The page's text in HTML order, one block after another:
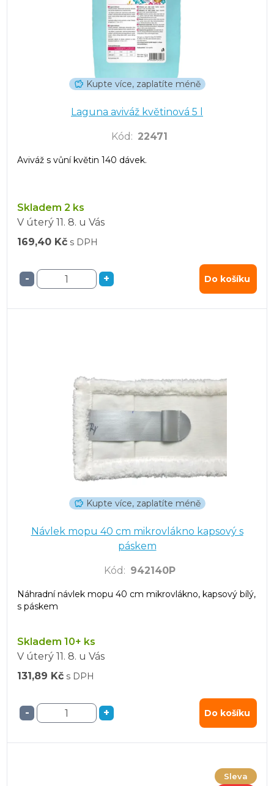
Kupte více, zaplatíte méně
Laguna aviváž květinová 5 l
Kód : 22471
Aviváž s vůní květin 140 dávek.
Skladem 2 ks
V úterý 11. 8. u Vás
169,40 Kč s DPH
- + Do košíku
Kupte více, zaplatíte méně
Návlek mopu 40 cm mikrovlákno kapsový s
páskem
Kód : 942140P
Náhradní návlek mopu 40 cm mikrovlákno, kapsový bílý,
s páskem
Skladem 10+ ks
V úterý 11. 8. u Vás
131,89 Kč s DPH
- + Do košíku
Sleva